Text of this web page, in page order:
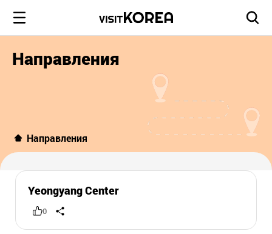
Направления
Направления
Yeongyang Center
0